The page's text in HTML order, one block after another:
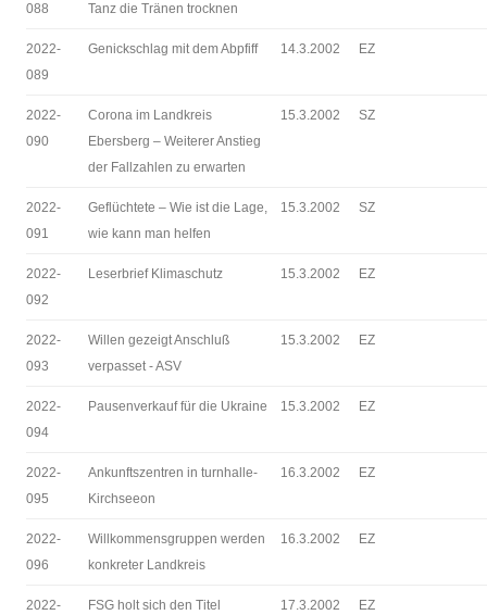
088
Tanz die Tränen trocknen
2022-
089
Genickschlag mit dem Abpfiff 14.3.2002 EZ
2022-
090
Corona im Landkreis
Ebersberg – Weiterer Anstieg
der Fallzahlen zu erwarten
15.3.2002 SZ
2022-
091
Geflüchtete – Wie ist die Lage,
wie kann man helfen
15.3.2002 SZ
2022-
092
Leserbrief Klimaschutz 15.3.2002 EZ
2022-
093
Willen gezeigt Anschluß
verpasset - ASV
15.3.2002 EZ
2022-
094
Pausenverkauf für die Ukraine 15.3.2002 EZ
2022-
095
Ankunftszentren in turnhalle-
Kirchseeon
16.3.2002 EZ
2022-
096
Willkommensgruppen werden
konkreter Landkreis
16.3.2002 EZ
2022-
FSG holt sich den Titel 17.3.2002 EZ